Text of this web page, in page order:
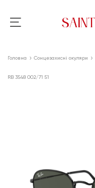
Головна Сонцезахисні окуляри
RB 3548 002/71 51